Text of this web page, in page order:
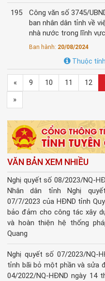
195
Công văn số 3745/
ban nhân dân tỉnh về
nhà nước trong lĩnh
Ban hành: 20/08/2024
Thuộc tính
« 9 10 11 12
»
VĂN BẢN XEM NHIỀU
Nghị quyết số 08/2023/NQ-
Nhân dân tỉnh Nghị
07/7/2023 của HĐND tỉnh
bảo đảm cho công tác xây
và hoàn thiện hệ thống
Quang
Nghị quyết số 07/2023/NQ-
tỉnh bãi bỏ một phần và sửa
04/2022/NQ-HĐND ngày 14